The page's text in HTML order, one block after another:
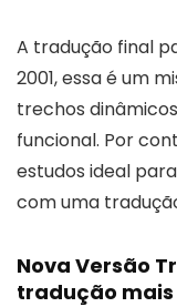
A tradução final
2001, essa é um
trechos
funcional. Por
estudos ideal
com uma
Nova Versão
tradução